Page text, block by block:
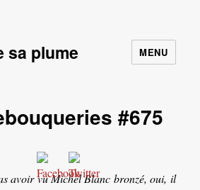
sa plume MENU
#675
avoir vu Michel Blanc bronzé, oui, il